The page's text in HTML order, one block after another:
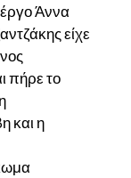
έργο Άννα
είχε
πήρε το
και η